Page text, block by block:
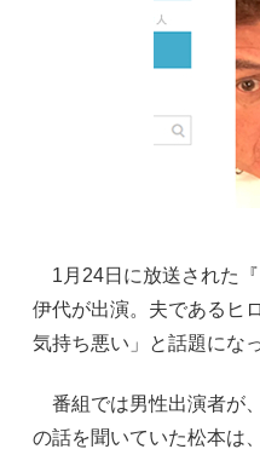
1月24日に放送された
伊代が出演。夫であるヒ
気持ち悪い」と話題にな
番組では男性出演者が
の話を聞いていた松本は